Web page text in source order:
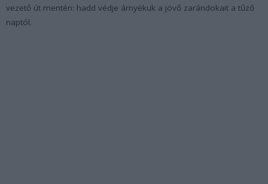
vezető út mentén: hadd védje árnyékuk a jövő zarándokait a tűző
naptól.